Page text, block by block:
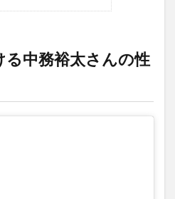
る中務裕太さんの性